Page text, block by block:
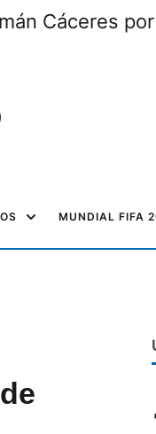
Cáceres
MUNDIAL FIFA